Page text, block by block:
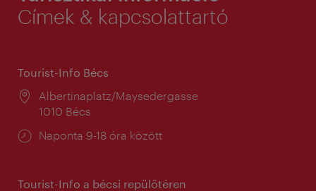
Címek & kapcsolattartó
Tourist-Info Bécs
Helyszín:
Albertinaplatz/Maysedergasse
1010 Bécs
Nyitva
Naponta 9-18 óra között
Tourist-Info a bécsi repülőtéren